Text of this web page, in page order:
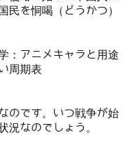
民を恫喝（どうかつ）
：アニメキャラと用途
周期表
のです。いつ戦争が始
況なのでしょう。